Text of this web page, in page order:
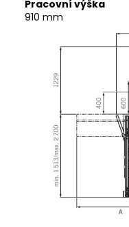
Pracovní výška
910 mm